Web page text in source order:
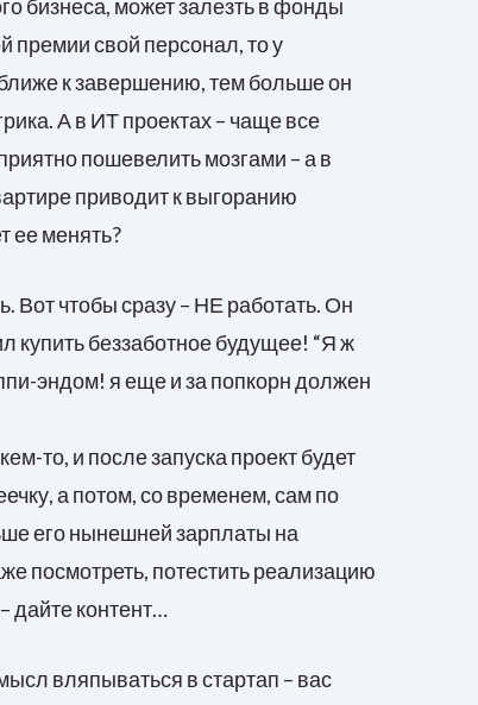
бизнеса, может залезть в фонды
свой персонал, то у
к завершению, тем больше он
А в ИТ проектах – чаще все
пошевелить мозгами – а в
приводит к выгоранию
ее менять?
Вот чтобы сразу – НЕ работать. Он
купить беззаботное будущее! “Я ж
эндом! я еще и за попкорн должен
то, и после запуска проект будет
а потом, со временем, сам по
его нынешней зарплаты на
посмотреть, потестить реализацию
дайте контент…
вляпываться в стартап – вас